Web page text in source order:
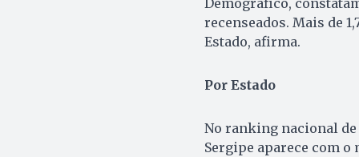
Demográfico,
recenseados. Mais de
Estado, afirma.
Por Estado
No ranking nacional de
Sergipe aparece com o